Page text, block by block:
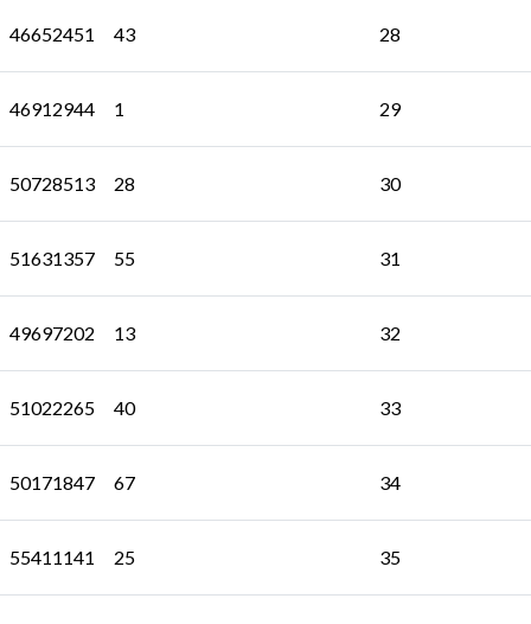
46652451 43 28
46912944 1 29
50728513 28 30
51631357 55 31
49697202 13 32
51022265 40 33
50171847 67 34
55411141 25 35